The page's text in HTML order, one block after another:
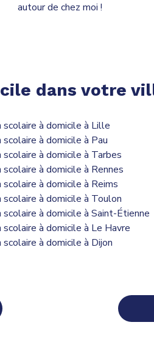
autour de chez moi !
dans votre
scolaire à domicile à Lille
à domicile à Pau
scolaire à domicile à Tarbes
à domicile à Rennes
à domicile à Reims
scolaire à domicile à Toulon
scolaire à domicile à Saint-Étienne
scolaire à domicile à Le Havre
à domicile à Dijon